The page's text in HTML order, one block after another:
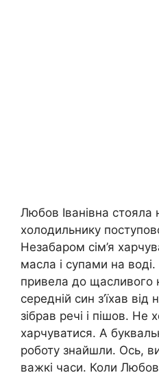
Любов Іванівна стояла
холодильнику
Незабаром сім’я
масла і супами на воді.
привела до щасливого
середній син з’їхав від
зібрав речі і пішов. Не
харчуватися. А
роботу знайшли. Ось,
важкі часи. Коли Любов